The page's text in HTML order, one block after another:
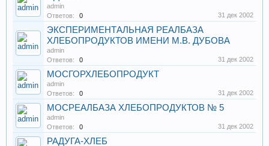
admin
Ответов:
0 31 дек 2002
ЭКСПЕРИМЕНТАЛЬНАЯ РЕАЛБАЗА
ХЛЕБОПРОДУКТОВ ИМЕНИ М.В. ДУБОВА
admin
Ответов:
0 31 дек 2002
МОСГОРХЛЕБОПРОДУКТ
admin
Ответов:
0 31 дек 2002
МОСРЕАЛБАЗА ХЛЕБОПРОДУКТОВ № 5
admin
Ответов:
0 31 дек 2002
РАДУГА-ХЛЕБ